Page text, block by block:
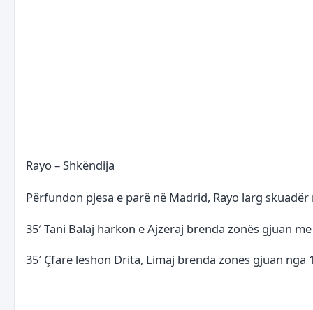
Rayo – Shkëndija
Përfundon pjesa e parë në Madrid, Rayo larg skuadër
35′ Tani Balaj harkon e Ajzeraj brenda zonës gjuan
35′ Çfarë lëshon Drita, Limaj brenda zonës gjuan